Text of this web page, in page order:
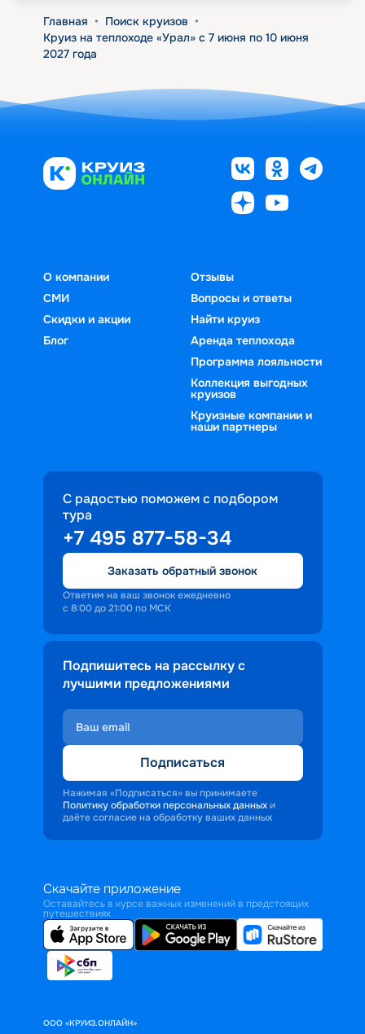
Главная • Поиск круизов •
Круиз на теплоходе «Урал» с 7 июня по 10 июня
2027 года
О компании
СМИ
Скидки и акции
Блог
Отзывы
Вопросы и ответы
Найти круиз
Аренда теплохода
Программа лояльности
Коллекция выгодных
круизов
Круизные компании и
наши партнеры
С радостью поможем с подбором
тура
+7 495 877-58-34
Заказать обратный звонок
Ответим на ваш звонок ежедневно
с 8:00 до 21:00 по МСК
Подпишитесь на рассылку с
лучшими предложениями
Подписаться
Нажимая «Подписаться» вы принимаете
Политику обработки персональных данных и
даёте согласие на обработку ваших данных
Скачайте приложение
Оставайтесь в курсе важных изменений в предстоящих
путешествиях
ООО «КРУИЗ.ОНЛАЙН»